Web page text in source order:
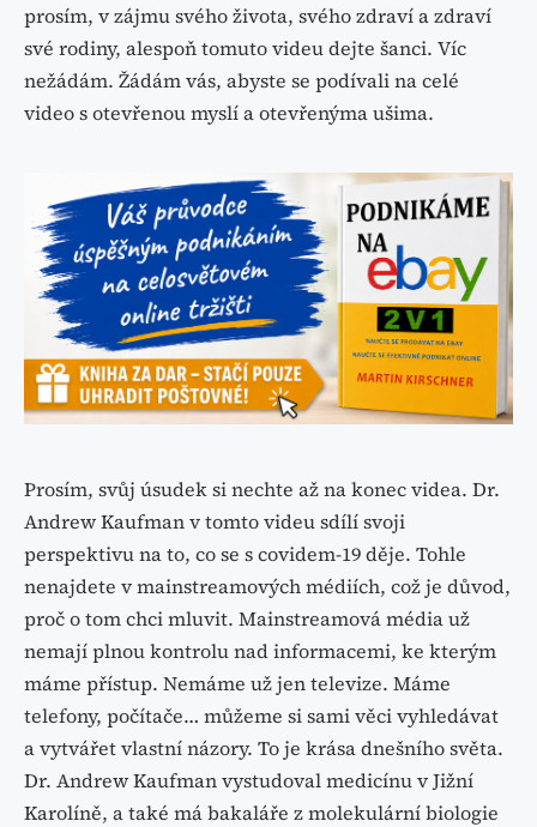
prosím, v zájmu svého života, svého zdraví a zdraví
své rodiny, alespoň tomuto videu dejte šanci. Víc
nežádám. Žádám vás, abyste se podívali na celé
video s otevřenou myslí a otevřenýma ušima.
Prosím, svůj úsudek si nechte až na konec videa. Dr.
Andrew Kaufman v tomto videu sdílí svoji
perspektivu na to, co se s covidem-19 děje. Tohle
nenajdete v mainstreamových médiích, což je důvod,
proč o tom chci mluvit. Mainstreamová média už
nemají plnou kontrolu nad informacemi, ke kterým
máme přístup. Nemáme už jen televize. Máme
telefony, počítače… můžeme si sami věci vyhledávat
a vytvářet vlastní názory. To je krása dnešního světa.
Dr. Andrew Kaufman vystudoval medicínu v Jižní
Karolíně, a také má bakaláře z molekulární biologie